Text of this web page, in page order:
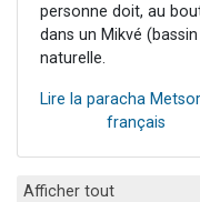
personne doit, au
dans un Mikvé
naturelle.
Lire la paracha
français
Afficher tout